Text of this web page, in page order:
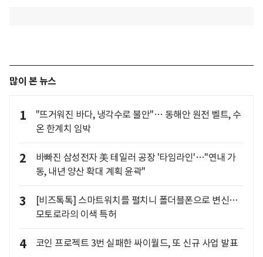
많이 본 뉴스
1
"뜨거워진 바다, 냉각수로 불안"… 동해안 원전 벨트, 수
온 한계치 임박
2
바빠진 삼성전자 美 테일러 공장 '타임라인'…"연내 가
동, 내년 양산 확대 계획 윤곽"
3
[비즈톡톡] 스마트워치를 펼치니 폴더블폰으로 변신…
모토로라의 이색 특허
4 코인 프로젝트 3번 실패한 싸이월드, 또 신규 사업 발표